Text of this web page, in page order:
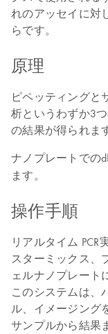
れのアッセイに対
らです。
原理
ピペッティングと
析というわずか3
の結果が得られま
ナノプレートでの
ます。
操作手順
リアルタイム
スターミックス、
ェルナノプレート
このシステムは、
ル、イメージング
サンプルから結果